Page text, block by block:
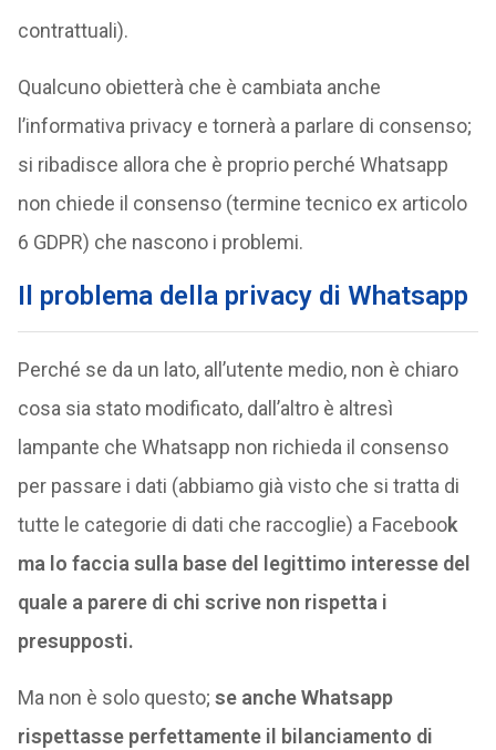
contrattuali).
Qualcuno obietterà che è cambiata anche
l’informativa privacy e tornerà a parlare di consenso;
si ribadisce allora che è proprio perché Whatsapp
non chiede il consenso (termine tecnico ex articolo
6 GDPR) che nascono i problemi.
Il problema della privacy di Whatsapp
Perché se da un lato, all’utente medio, non è chiaro
cosa sia stato modificato, dall’altro è altresì
lampante che Whatsapp non richieda il consenso
per passare i dati (abbiamo già visto che si tratta di
tutte le categorie di dati che raccoglie) a Facebook
ma lo faccia sulla base del legittimo interesse del
quale a parere di chi scrive non rispetta i
presupposti.
Ma non è solo questo; se anche Whatsapp
rispettasse perfettamente il bilanciamento di